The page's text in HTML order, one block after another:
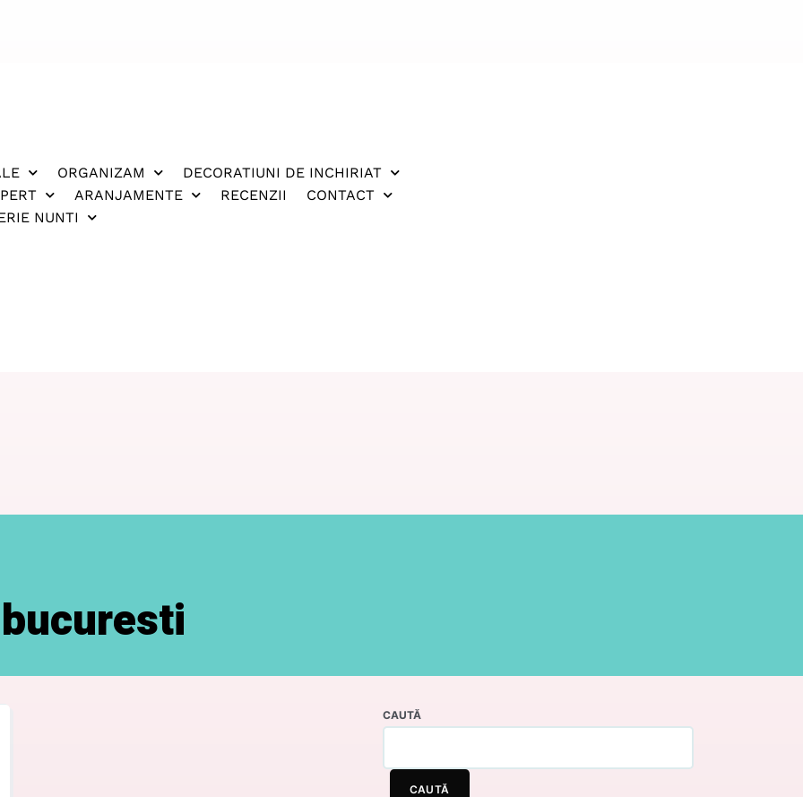
ORGANIZAM
DECORATIUNI DE INCHIRIAT
ARANJAMENTE RECENZII
CONTACT
NUNTI
CAUTĂ
CAUTĂ